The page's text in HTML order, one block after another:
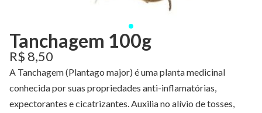
Tanchagem 100g
R$ 8,50
A Tanchagem (Plantago major) é uma planta medicinal
conhecida por suas propriedades anti-inflamatórias,
expectorantes e cicatrizantes. Auxilia no alívio de tosses,